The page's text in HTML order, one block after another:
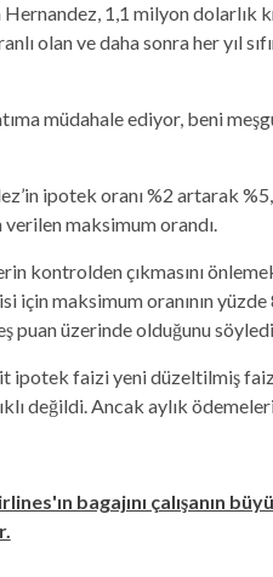
1,1 milyon dolarlık
olan ve daha sonra her yıl
müdahale ediyor, beni
ipotek oranı %2 artarak
maksimum orandı.
kontrolden çıkmasını
için maksimum oranının yüzde
puan üzerinde olduğunu
ipotek faizi yeni düzeltilmiş
değildi. Ancak aylık
bagajını çalışanın